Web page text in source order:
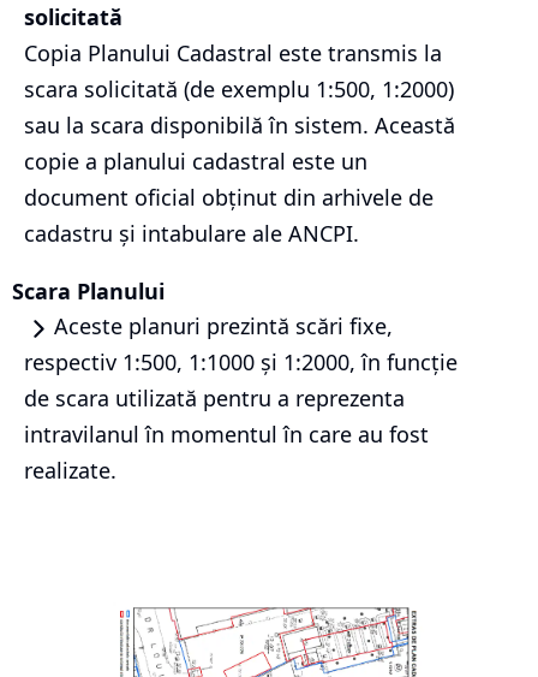
solicitată
Copia Planului Cadastral este transmis la
scara solicitată (de exemplu 1:500, 1:2000)
sau la scara disponibilă în sistem. Această
copie a planului cadastral este un
document oficial obținut din arhivele de
cadastru și intabulare ale ANCPI.
Scara Planului
Aceste planuri prezintă scări fixe,
respectiv 1:500, 1:1000 și 1:2000, în funcție
de scara utilizată pentru a reprezenta
intravilanul în momentul în care au fost
realizate.